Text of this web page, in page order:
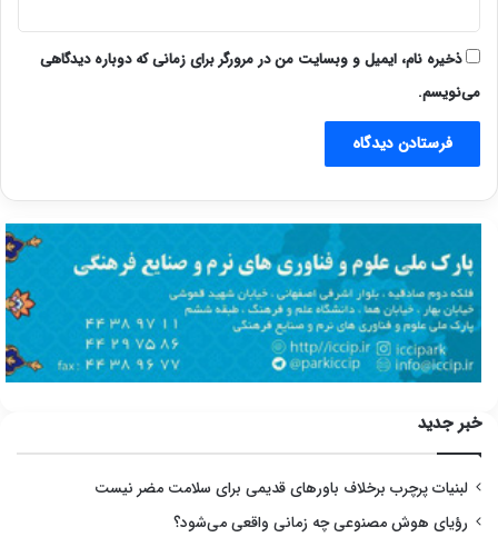
ذخیره نام، ایمیل و وبسایت من در مرورگر برای زمانی که دوباره دیدگاهی
می‌نویسم.
خبر جدید
لبنیات پرچرب برخلاف باورهای قدیمی برای سلامت مضر نیست
رؤیای هوش مصنوعی چه زمانی واقعی می‌شود؟